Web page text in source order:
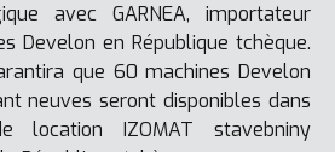
avec GARNEA, importateur
Develon en République tchèque.
que 60 machines Develon
neuves seront disponibles dans
location IZOMAT stavebniny